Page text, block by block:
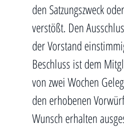
den Satzungszweck
verstößt. Den
der Vorstand
Beschluss ist dem
von zwei Wochen
den erhobenen
Wunsch erhalten